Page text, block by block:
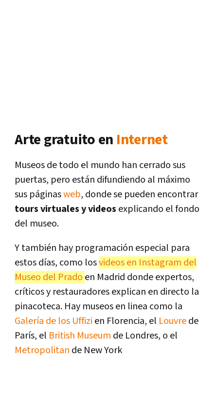
Arte gratuito en Internet
Museos de todo el mundo han cerrado sus
puertas, pero están difundiendo al máximo
sus páginasweb, donde se pueden encontrar
tours virtuales y videos explicando el fondo
del museo.
Y también hay programación especial para
estos días, como losvideos en Instagram del
Museo del Prado en Madrid donde expertos,
críticos y restauradores explican en directo la
pinacoteca. Hay museos en linea como la
Galería de los Uffizi en Florencia, el Louvrede
París, el British Museum de Londres, o el
Metropolitan de New York